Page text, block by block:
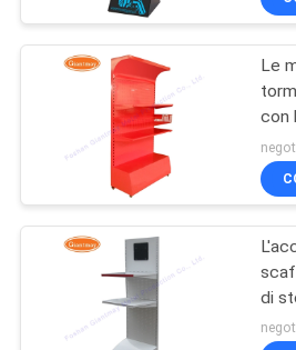
di motore
Scaffale
della
Le
con
di